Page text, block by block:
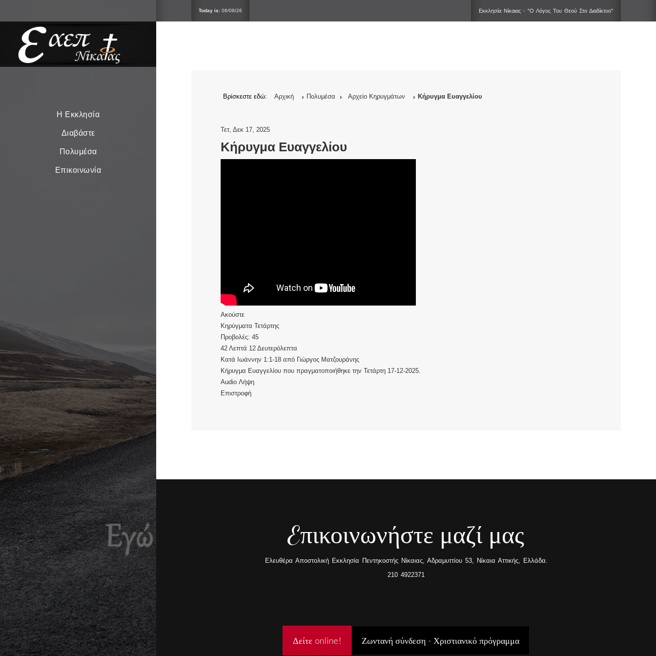
Η Εκκλησία
Διαβάστε
Πολυμέσα
Επικοινωνία
Today is:06/08/26 Εκκλησία Νίκαιας - "Ο Λόγος Του Θεού Στο Διαδίκτυο"
Βρίσκεστε εδώ: Αρχική Πολυμέσα Αρχείο Κηρυγμάτων Κήρυγμα Ευαγγελίου
Τετ, Δεκ 17, 2025
Κήρυγμα Ευαγγελίου
Ακούστε
Κηρύγματα Τετάρτης
Προβολές: 45
42 Λεπτά 12 Δευτερόλεπτα
Κατά Ιωάννην 1:1-18από Γιώργος Ματζουράνης
Κήρυγμα Ευαγγελίου που πραγματοποιήθηκε την Τετάρτη 17-12-2025.
AudioΛήψη
Επιστροφή
Eπικοινωνήστε μαζί μας
Ελευθέρα Αποστολική Εκκλησία Πεντηκοστής Νίκαιας, Αδραμυττίου 53, Νίκαια Αττικής, Ελλάδα.
210 4922371
Δείτε online! Ζωντανή σύνδεση - Χριστιανικό πρόγραμμα